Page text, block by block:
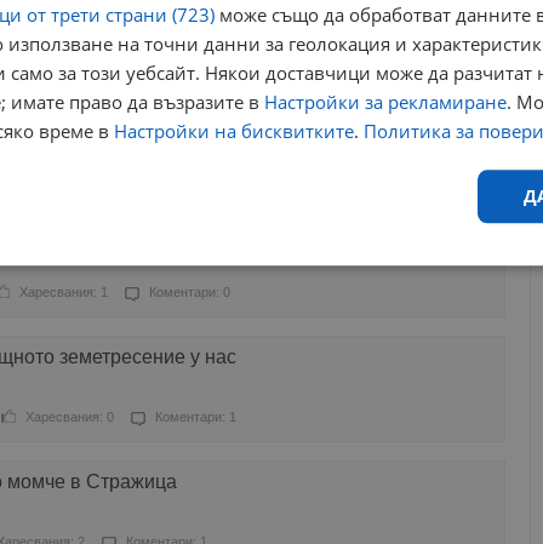
0 Коментари: 0
патрул на полицията, шофьорът избяга
Харесвания: 1 Коментари: 0
земетресение у нас
Харесвания: 0 Коментари: 1
момче в Стражица
от трети страни (723) може също да обработват данните
на точни данни за геолокация и
за този уебсайт. Някои доставчици може да разчитат
имате право да възразите в Настройки за рекламиране.
време в Настройки на бисквитките. Политика за
Ефективност Таргетиране Функционалност